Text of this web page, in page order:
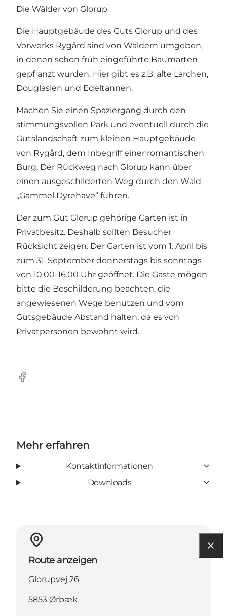
Die Wälder von Glorup
Die Hauptgebäude des Guts Glorup und des
Vorwerks Rygård sind von Wäldern umgeben,
in denen schon früh eingeführte Baumarten
gepflanzt wurden. Hier gibt es z.B. alte Lärchen,
Douglasien und Edeltannen.
Machen Sie einen Spaziergang durch den
stimmungsvollen Park und eventuell durch die
Gutslandschaft zum kleinen Hauptgebäude
von Rygård, dem Inbegriff einer romantischen
Burg. Der Rückweg nach Glorup kann über
einen ausgeschilderten Weg durch den Wald
„Gammel Dyrehave“ führen.
Der zum Gut Glorup gehörige Garten ist in
Privatbesitz. Deshalb sollten Besucher
Rücksicht zeigen. Der Garten ist vom 1. April bis
zum 31. September donnerstags bis sonntags
von 10.00-16.00 Uhr geöffnet. Die Gäste mögen
bitte die Beschilderung beachten, die
angewiesenen Wege benutzen und vom
Gutsgebäude Abstand halten, da es von
Privatpersonen bewohnt wird.
Facebook
Mehr erfahren
Kontaktinformationen
Downloads
Route anzeigen
Glorupvej 26
5853 Ørbæk